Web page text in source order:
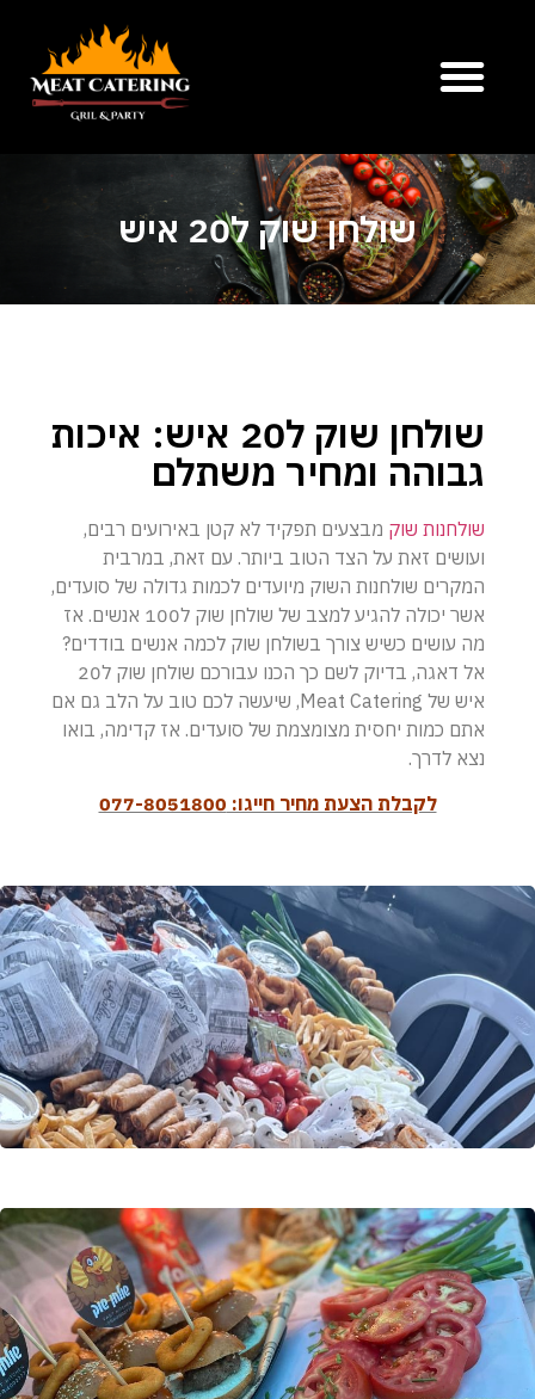
שולחן שוק ל20 איש
שולחן שוק ל20 איש: איכות
גבוהה ומחיר משתלם
שולחנות שוק מבצעים תפקיד לא קטן באירועים רבים,
ועושים זאת על הצד הטוב ביותר. עם זאת, במרבית
המקרים שולחנות השוק מיועדים לכמות גדולה של סועדים,
אשר יכולה להגיע למצב של שולחן שוק ל100 אנשים. אז
מה עושים כשיש צורך בשולחן שוק לכמה אנשים בודדים?
אל דאגה, בדיוק לשם כך הכנו עבורכם שולחן שוק ל20
איש של Meat Catering, שיעשה לכם טוב על הלב גם אם
אתם כמות יחסית מצומצמת של סועדים. אז קדימה, בואו
נצא לדרך.
לקבלת הצעת מחיר חייגו: 077-8051800